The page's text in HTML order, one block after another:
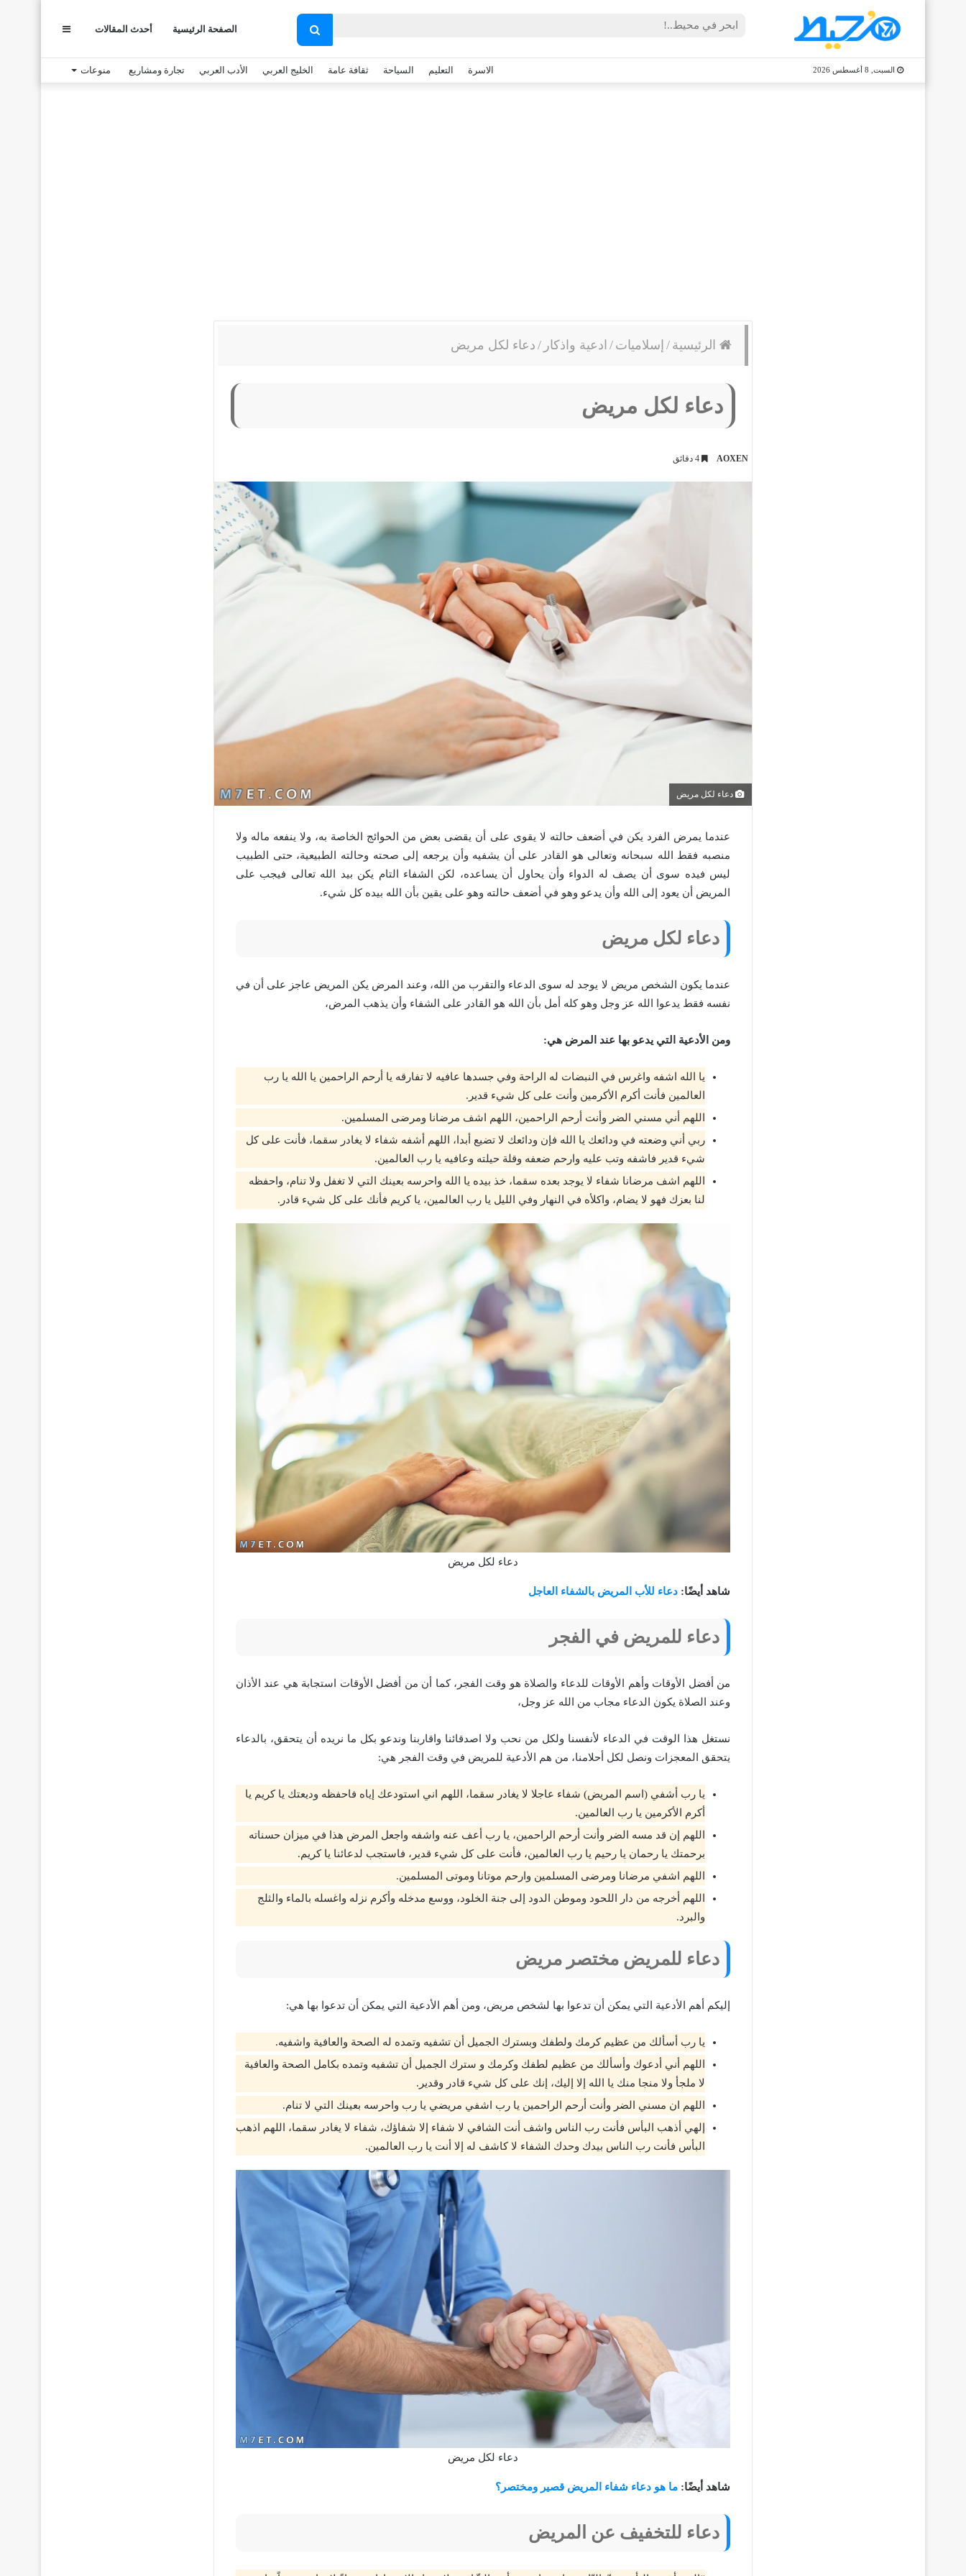
بحث
عن
الصفحة الرئيسية أحدث المقالات عمود
جانبي
السبت, 8 أغسطس 2026 الاسرة التعليم السياحة ثقافة عامة الخليج العربي الأدب العربي تجارة ومشاريع منوعات
الرئيسية / إسلاميات / ادعية واذكار / دعاء لكل مريض
دعاء لكل مريض
AOXEN
دعاء لكل مريض
عندما يمرض الفرد يكن في أضعف حالته لا يقوى على أن يقضى بعض من الحوائج الخاصة به، ولا ينفعه ماله ولا
منصبه فقط الله سبحانه وتعالى هو القادر على أن يشفيه وأن يرجعه إلى صحته وحالته الطبيعية، حتى الطبيب
ليس فيده سوى أن يصف له الدواء وأن يحاول أن يساعده، لكن الشفاء التام يكن بيد الله تعالى فيجب على
المريض أن يعود إلى الله وأن يدعو وهو في أضعف حالته وهو على يقين بأن الله بيده كل شيء.
دعاء لكل مريض
عندما يكون الشخص مريض لا يوجد له سوى الدعاء والتقرب من الله، وعند المرض يكن المريض عاجز على أن في
نفسه فقط يدعوا الله عز وجل وهو كله أمل بأن الله هو القادر على الشفاء وأن يذهب المرض،
ومن الأدعية التي يدعو بها عند المرض هي:
يا الله اشفه واغرس في النبضات له الراحة وفي جسدها عافيه لا تفارقه يا أرحم الراحمين يا الله يا رب
العالمين فأنت أكرم الأكرمين وأنت على كل شيء قدير.
اللهم أني مسني الضر وأنت أرحم الراحمين، اللهم اشف مرضانا ومرضى المسلمين.
ربي أني وضعته في ودائعك يا الله فإن ودائعك لا تضيع أبدا، اللهم أشفه شفاء لا يغادر سقما، فأنت على كل
شيء قدير فاشفه وتب عليه وارحم ضعفه وقلة حيلته وعافيه يا رب العالمين.
اللهم اشف مرضانا شفاء لا يوجد بعده سقما، خذ بيده يا الله واحرسه بعينك التي لا تغفل ولا تنام، واحفظه
لنا بعزك فهو لا يضام، واكلأه في النهار وفي الليل يا رب العالمين، يا كريم فأنك على كل شيء قادر.
دعاء لكل مريض
شاهد أيضًا: دعاء للأب المريض بالشفاء العاجل
دعاء للمريض في الفجر
من أفضل الأوقات وأهم الأوقات للدعاء والصلاة هو وقت الفجر، كما أن من أفضل الأوقات استجابة هي عند الأذان
وعند الصلاة يكون الدعاء مجاب من الله عز وجل،
نستغل هذا الوقت في الدعاء لأنفسنا ولكل من نحب ولا اصدقائنا واقاربنا وندعو بكل ما نريده أن يتحقق، بالدعاء
يتحقق المعجزات ونصل لكل أحلامنا، من هم الأدعية للمريض في وقت الفجر هي:
يا رب أشفي (اسم المريض) شفاء عاجلا لا يغادر سقما، اللهم اني استودعك إياه فاحفظه وديعتك يا كريم يا
أكرم الأكرمين يا رب العالمين.
اللهم إن قد مسه الضر وأنت أرحم الراحمين، يا رب أعف عنه واشفه واجعل المرض هذا في ميزان حسناته
برحمتك يا رحمان يا رحيم يا رب العالمين، فأنت على كل شيء قدير، فاستجب لدعائنا يا كريم.
اللهم اشفي مرضانا ومرضى المسلمين وارحم موتانا وموتى المسلمين.
اللهم أخرجه من دار اللحود وموطن الدود إلى جنة الخلود، ووسع مدخله وأكرم نزله واغسله بالماء والثلج
والبرد.
دعاء للمريض مختصر مريض
إليكم أهم الأدعية التي يمكن أن تدعوا بها لشخص مريض، ومن أهم الأدعية التي يمكن أن تدعوا بها هي:
يا رب أسألك من عظيم كرمك ولطفك وبسترك الجميل أن تشفيه وتمده له الصحة والعافية واشفيه.
اللهم أني أدعوك وأسألك من عظيم لطفك وكرمك و سترك الجميل أن تشفيه وتمده بكامل الصحة والعافية
لا ملجأ ولا منجا منك يا الله إلا إليك، إنك على كل شيء قادر وقدير.
اللهم ان مسني الضر وأنت أرحم الراحمين يا رب اشفي مريضي يا رب واحرسه بعينك التي لا تنام.
إلهي أذهب البأس فأنت رب الناس واشف أنت الشافي لا شفاء إلا شفاؤك، شفاء لا يغادر سقما، اللهم اذهب
البأس فأنت رب الناس بيدك وحدك الشفاء لا كاشف له إلا أنت يا رب العالمين.
دعاء لكل مريض
شاهد أيضًا: ما هو دعاء شفاء المريض قصير ومختصر؟
دعاء للتخفيف عن المريض